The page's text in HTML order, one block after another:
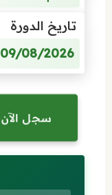
تاريخ الدورة
09/08/2026
سجل الآن